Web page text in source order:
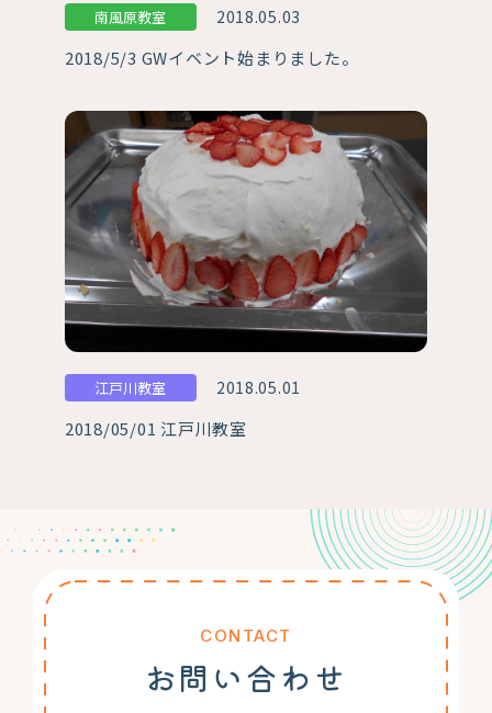
南風原教室 2018.05.03
2018/5/3 GWイベント始まりました。
江戸川教室 2018.05.01
2018/05/01 江戸川教室
CONTACT
お問い合わせ